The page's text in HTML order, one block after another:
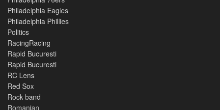
Philadelphia Eagles
Philadelphia Phillies
Politics
RacingRacing
Rapid Bucuresti
Rapid Bucuresti
RC Lens
Red Sox
Rock band
Romanian